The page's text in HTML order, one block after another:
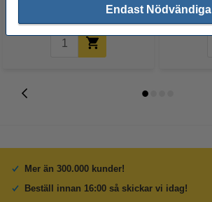
Endast Nödvändiga
Mer än 300.000 kunder!
Beställ innan 16:00 så skickar vi idag!